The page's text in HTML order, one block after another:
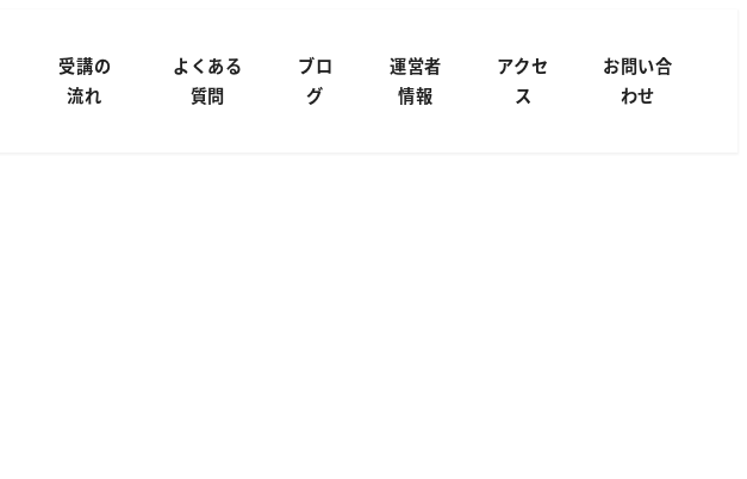
受講の
流れ
よくある
質問
ブロ
グ
運営者
情報
アクセ
ス
お問い合
わせ